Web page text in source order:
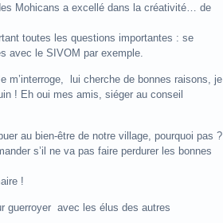
Mohicans a excellé dans la créativité… de
toutes les questions importantes : se
avec le SIVOM par exemple.
m’interroge, lui cherche de bonnes raisons, je
! Eh oui mes amis, siéger au conseil
au bien-être de notre village, pourquoi pas ?
s’il ne va pas faire perdurer les bonnes
!
guerroyer avec les élus des autres